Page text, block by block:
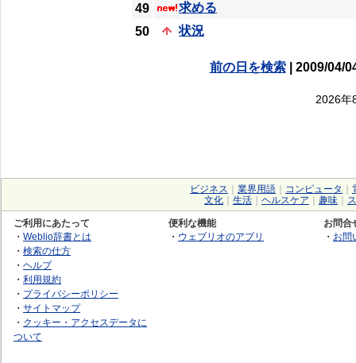
49
求める
50
状況
前の日を検索| 2009/04/
2026年
ビジネス 業界用語 コンピュータ
文化
生活 ヘルスケア 趣味
ご利用にあたって
・ Weblio辞書とは
・ 検索の仕方
・ ヘルプ
・ 利用規約
・ プライバシーポリシー
・ サイトマップ
・ クッキー・アクセスデータに
ついて
便利な機能
・ ウェブリオのアプリ
お問合
・ お問